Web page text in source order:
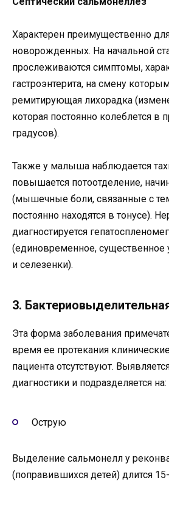
Характерен преимущественно
новорожденных. На начальной
прослеживаются симптомы,
гастроэнтерита, на смену
ремитирующая лихорадка
которая постоянно колеблется в
градусов).
Также у малыша наблюдается
повышается потоотделение,
(мышечные боли, связанные с
постоянно находятся в тонусе).
диагностируется
(единовременное, существенное
и селезенки).
3.
Эта форма заболевания
время ее протекания
пациента отсутствуют.
диагностики и подразделяется на:
Острую
Выделение сальмонелл у
(поправившихся детей) длится